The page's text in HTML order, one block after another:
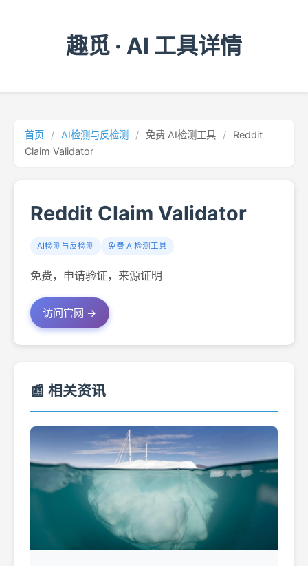
趣觅 · AI 工具详情
首页 / AI检测与反检测 / 免费 AI检测工具 /
Reddit
Claim Validator
Reddit Claim Validator
AI检测与反检测 免费 AI检测工具
免费，申请验证，来源证明
访问官网 →
📰 相关资讯